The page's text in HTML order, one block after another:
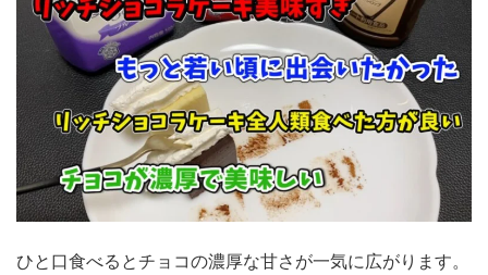
ひと口食べるとチョコの濃厚な甘さが一気に広がります。